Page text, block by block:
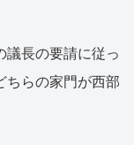
議長の要請に従っ
ちらの家門が西部